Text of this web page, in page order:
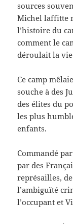
sources
Michel laffitte
l’histoire du
comment le
déroulait la
Ce camp
souche à des
des élites du
les plus
enfants.
Commandé
par des
représailles,
l’ambiguïté
l’occupant et